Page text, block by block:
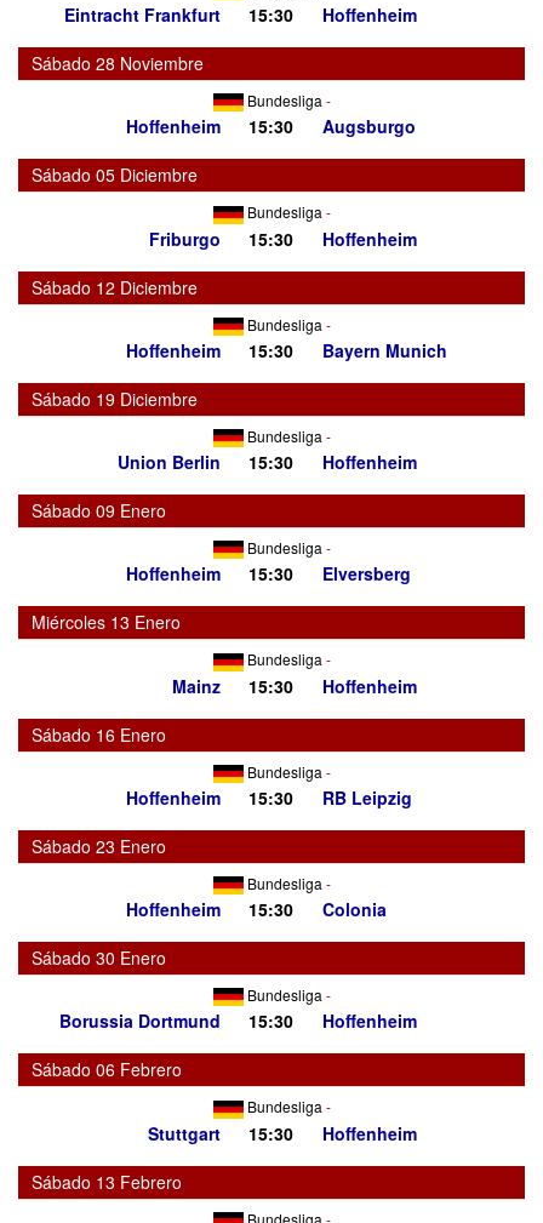
Eintracht Frankfurt 15:30
Hoffenheim
Sábado 28 Noviembre
Bundesliga -
Hoffenheim 15:30
Augsburgo
Sábado 05 Diciembre
Bundesliga -
Friburgo 15:30
Hoffenheim
Sábado 12 Diciembre
Bundesliga -
Hoffenheim 15:30
Bayern Munich
Sábado 19 Diciembre
Bundesliga -
Union Berlin 15:30
Hoffenheim
Sábado 09 Enero
Bundesliga -
Hoffenheim 15:30
Elversberg
Miércoles 13 Enero
Bundesliga -
Mainz 15:30
Hoffenheim
Sábado 16 Enero
Bundesliga -
Hoffenheim 15:30
RB Leipzig
Sábado 23 Enero
Bundesliga -
Hoffenheim 15:30
Colonia
Sábado 30 Enero
Bundesliga -
Borussia Dortmund 15:30
Hoffenheim
Sábado 06 Febrero
Bundesliga -
Stuttgart 15:30
Hoffenheim
Sábado 13 Febrero
Bundesliga -